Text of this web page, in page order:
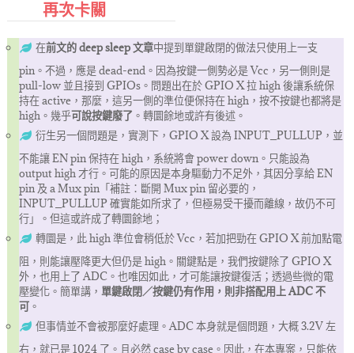
再次卡關
在前文的 deep sleep 文章中提到單鍵啟閉的做法只使用上一支
pin。不過，應是 dead-end。因為按鍵一側勢必是 Vcc，另一側則是
pull-low 並且接到 GPIOs。問題出在於 GPIO X 拉 high 後讓系統保
持在 active，那麼，這另一側的準位便保持在 high，按不按鍵也都將是
high。幾乎可說按鍵廢了 。轉圜餘地或許有後述。
衍生另一個問題是，實測下，GPIO X 設為 INPUT_PULLUP，並
不能讓 EN pin 保持在 high，系統將會 power down。只能設為
output high 才行。可能的原因是本身驅動力不足外，其因分享給 EN
pin 及 a Mux pin「補註：斷開 Mux pin 留必要的，
INPUT_PULLUP 確實能如所求了，但極易受干擾而離線，故仍不可
行」。但這或許成了轉圜餘地；
轉圜是，此 high 準位會稍低於 Vcc，若加把勁在 GPIO X 前加點電
阻，則能讓壓降更大但仍是 high。關鍵點是，我們按鍵除了 GPIO X
外，也用上了 ADC。也唯因如此，才可能讓按鍵復活；透過些微的電
壓變化。簡單講， 單鍵啟閉／按鍵仍有作用，則非搭配用上 ADC 不
可。
但事情並不會被那麼好處理。ADC 本身就是個問題，大概 3.2V 左
右，就已是 1024 了。且必然 case by case。因此，在本專案，只能依